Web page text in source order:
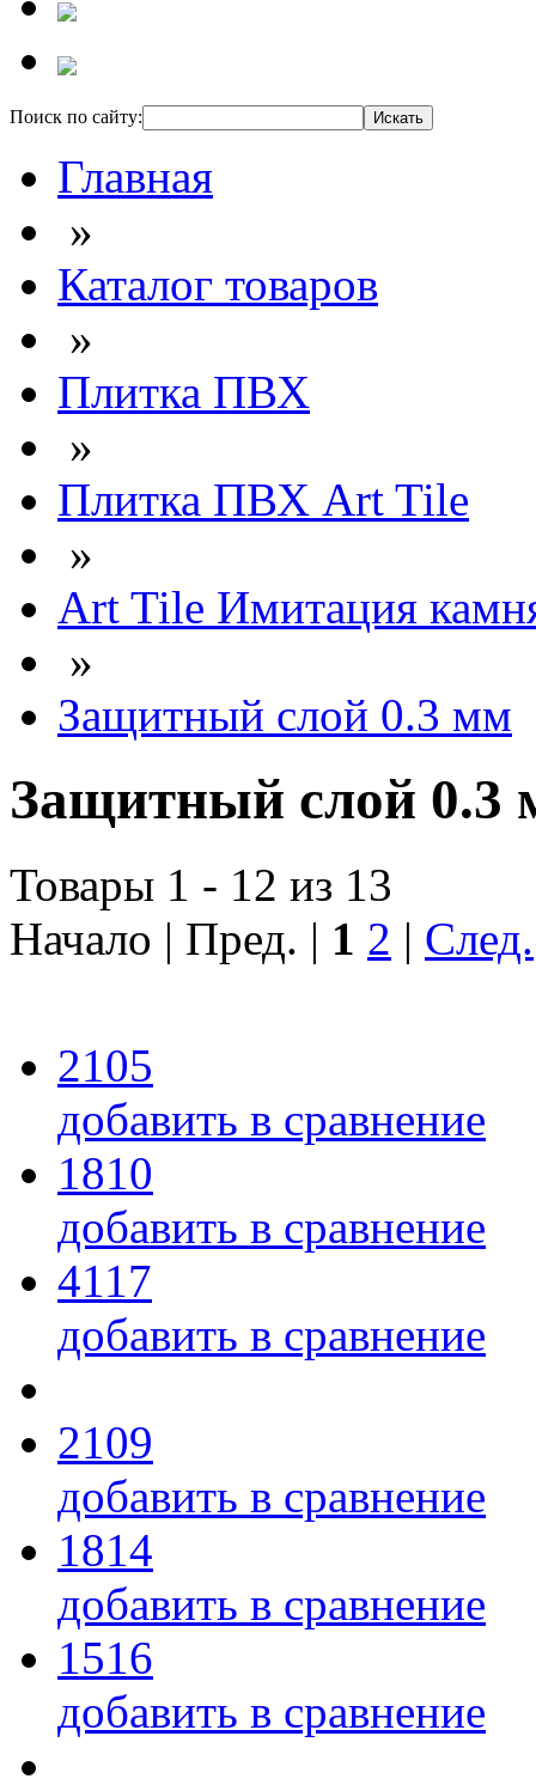
Поиск по сайту:
Главная
»
Каталог товаров
»
Плитка ПВХ
»
Плитка ПВХ Art Tile
»
Art Tile Имитация
»
Защитный слой 0.3 мм
Защитный слой 0.3
Товары 1 - 12 из 13
Начало | Пред. | 1 2 | След.
2105
добавить в сравнение
1810
добавить в сравнение
4117
добавить в сравнение
2109
добавить в сравнение
1814
добавить в сравнение
1516
добавить в сравнение